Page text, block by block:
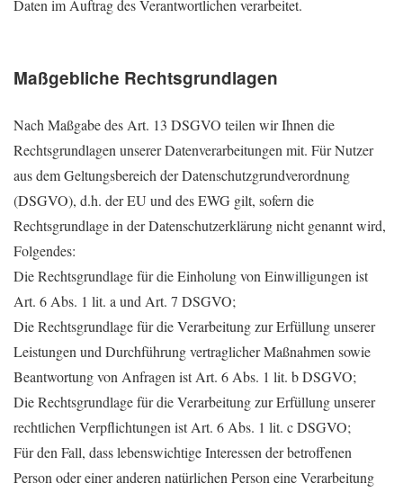
Daten im Auftrag des Verantwortlichen verarbeitet.
Maßgebliche Rechtsgrundlagen
Nach Maßgabe des Art. 13 DSGVO teilen wir Ihnen die
Rechtsgrundlagen unserer Datenverarbeitungen mit. Für Nutzer
aus dem Geltungsbereich der Datenschutzgrundverordnung
(DSGVO), d.h. der EU und des EWG gilt, sofern die
Rechtsgrundlage in der Datenschutzerklärung nicht genannt wird,
Folgendes:
Die Rechtsgrundlage für die Einholung von Einwilligungen ist
Art. 6 Abs. 1 lit. a und Art. 7 DSGVO;
Die Rechtsgrundlage für die Verarbeitung zur Erfüllung unserer
Leistungen und Durchführung vertraglicher Maßnahmen sowie
Beantwortung von Anfragen ist Art. 6 Abs. 1 lit. b DSGVO;
Die Rechtsgrundlage für die Verarbeitung zur Erfüllung unserer
rechtlichen Verpflichtungen ist Art. 6 Abs. 1 lit. c DSGVO;
Für den Fall, dass lebenswichtige Interessen der betroffenen
Person oder einer anderen natürlichen Person eine Verarbeitung